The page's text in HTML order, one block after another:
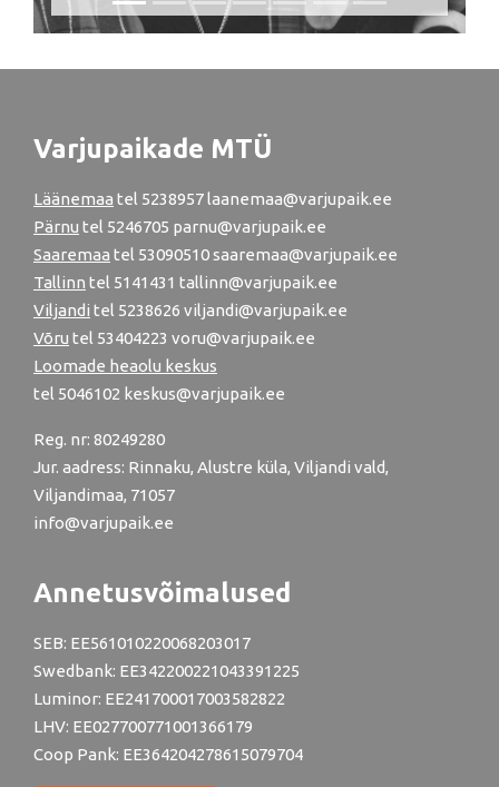
Varjupaikade MTÜ
Läänemaa tel 5238957 laanemaa@varjupaik.ee
Pärnu tel 5246705 parnu@varjupaik.ee
Saaremaa tel 53090510 saaremaa@varjupaik.ee
Tallinn tel 5141431 tallinn@varjupaik.ee
Viljandi tel 5238626 viljandi@varjupaik.ee
Võru tel 53404223 voru@varjupaik.ee
Loomade heaolu keskus
tel 5046102 keskus@varjupaik.ee
Reg. nr: 80249280
Jur. aadress: Rinnaku, Alustre küla, Viljandi vald,
Viljandimaa, 71057
info@varjupaik.ee
Annetusvõimalused
SEB: EE561010220068203017
Swedbank: EE342200221043391225
Luminor: EE241700017003582822
LHV: EE027700771001366179
Coop Pank: EE364204278615079704